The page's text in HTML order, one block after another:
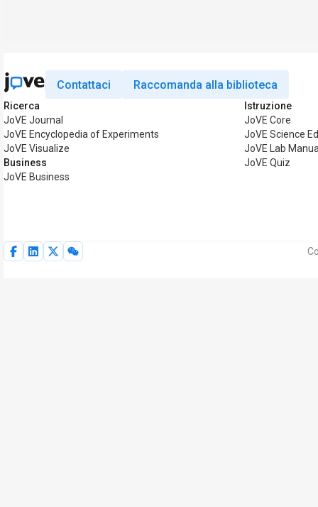
Contattaci Raccomanda alla biblioteca
Ricerca
JoVE Journal
JoVE Encyclopedia of Experiments
JoVE Visualize
Business
JoVE Business
Istruzione
JoVE Core
JoVE Science
JoVE Lab
JoVE Quiz